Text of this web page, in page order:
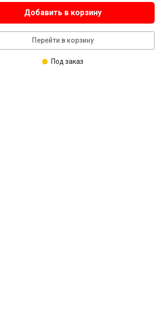
Добавить в корзину
Перейти в корзину
Под заказ